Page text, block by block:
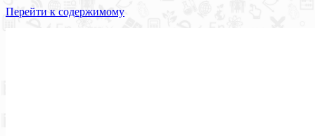
Перейти к содержимому